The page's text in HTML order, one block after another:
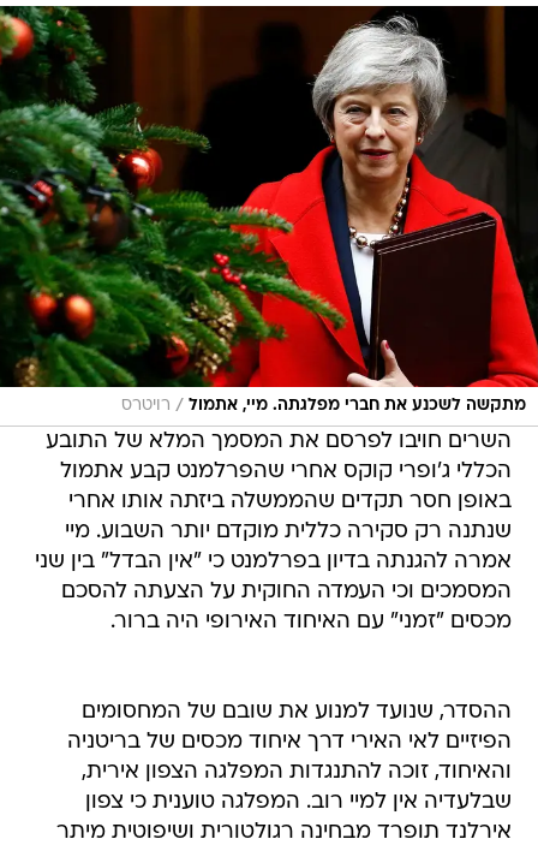
מתקשה לשכנע את חברי מפלגתה. מיי, אתמול / רויטרס
השרים חויבו לפרסם את המסמך המלא של התובע
הכללי ג'ופרי קוקס אחרי שהפרלמנט קבע אתמול
באופן חסר תקדים שהממשלה ביזתה אותו אחרי
שנתנה רק סקירה כללית מוקדם יותר השבוע. מיי
אמרה להגנתה בדיון בפרלמנט כי "אין הבדל" בין שני
המסמכים וכי העמדה החוקית על הצעתה להסכם
מכסים "זמני" עם האיחוד האירופי היה ברור.
ההסדר, שנועד למנוע את שובם של המחסומים
הפיזיים לאי האירי דרך איחוד מכסים של בריטניה
והאיחוד, זוכה להתנגדות המפלגה הצפון אירית,
שבלעדיה אין למיי רוב. המפלגה טוענית כי צפון
אירלנד תופרד מבחינה רגולטורית ושיפוטית מיתר